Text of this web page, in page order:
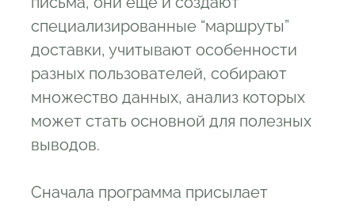
специализированные “маршруты”
доставки, учитывают особенности
разных пользователей, собирают
множество данных, анализ которых
может стать основной для полезных
выводов.
Сначала программа присылает